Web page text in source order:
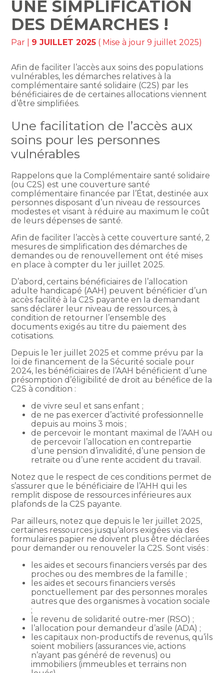
UNE SIMPLIFICATION
DES DÉMARCHES !
Par 9 JUILLET 2025 ( Mise à jour 9 juillet 2025)
Afin de faciliter l’accès aux soins des populations
vulnérables, les démarches relatives à la
complémentaire santé solidaire (C2S) par les
bénéficiaires de de certaines allocations viennent
d’être simplifiées.
Une facilitation de l’accès aux
soins pour les personnes
vulnérables
Rappelons que la Complémentaire santé solidaire
(ou C2S) est une couverture santé
complémentaire financée par l’État, destinée aux
personnes disposant d’un niveau de ressources
modestes et visant à réduire au maximum le coût
de leurs dépenses de santé.
Afin de faciliter l’accès à cette couverture santé, 2
mesures de simplification des démarches de
demandes ou de renouvellement ont été mises
en place à compter du 1er juillet 2025.
D’abord, certains bénéficiaires de l’allocation
adulte handicapé (AAH) peuvent bénéficier d’un
accès facilité à la C2S payante en la demandant
sans déclarer leur niveau de ressources, à
condition de retourner l’ensemble des
documents exigés au titre du paiement des
cotisations.
Depuis le 1er juillet 2025 et comme prévu par la
loi de financement de la Sécurité sociale pour
2024, les bénéficiaires de l’AAH bénéficient d’une
présomption d’éligibilité de droit au bénéfice de la
C2S à condition :
de vivre seul et sans enfant ;
de ne pas exercer d’activité professionnelle
depuis au moins 3 mois ;
de percevoir le montant maximal de l’AAH ou
de percevoir l’allocation en contrepartie
d’une pension d’invalidité, d’une pension de
retraite ou d’une rente accident du travail.
Notez que le respect de ces conditions permet de
s’assurer que le bénéficiaire de l’AHH qui les
remplit dispose de ressources inférieures aux
plafonds de la C2S payante.
Par ailleurs, notez que depuis le 1er juillet 2025,
certaines ressources jusqu’alors exigées via des
formulaires papier ne doivent plus être déclarées
pour demander ou renouveler la C2S. Sont visés :
les aides et secours financiers versés par des
proches ou des membres de la famille ;
les aides et secours financiers versés
ponctuellement par des personnes morales
autres que des organismes à vocation sociale
;
le revenu de solidarité outre-mer (RSO) ;
l’allocation pour demandeur d’asile (ADA) ;
les capitaux non-productifs de revenus, qu’ils
soient mobiliers (assurances vie, actions
n’ayant pas généré de revenus) ou
immobiliers (immeubles et terrains non